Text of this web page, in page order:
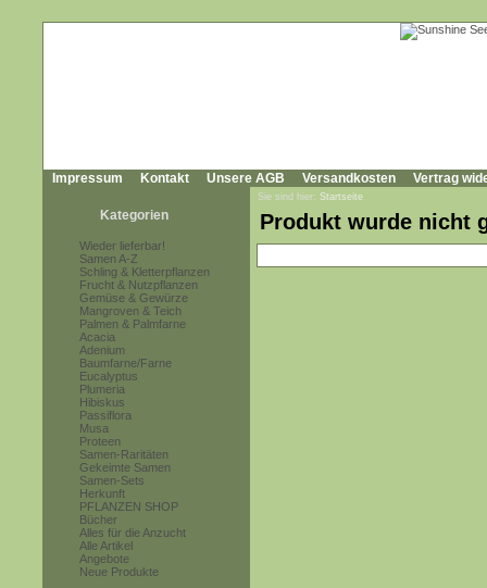
Impressum Kontakt Unsere AGB Versandkosten Vertrag
Kategorien
Wieder lieferbar!
Samen A-Z
Schling & Kletterpflanzen
Frucht & Nutzpflanzen
Gemüse & Gewürze
Mangroven & Teich
Palmen & Palmfarne
Acacia
Adenium
Baumfarne/Farne
Eucalyptus
Plumeria
Hibiskus
Passiflora
Musa
Proteen
Samen-Raritäten
Gekeimte Samen
Samen-Sets
Herkunft
PFLANZEN SHOP
Bücher
Alles für die Anzucht
Alle Artikel
Angebote
Neue Produkte
Sie sind hier: Startseite
Produkt wurde nicht